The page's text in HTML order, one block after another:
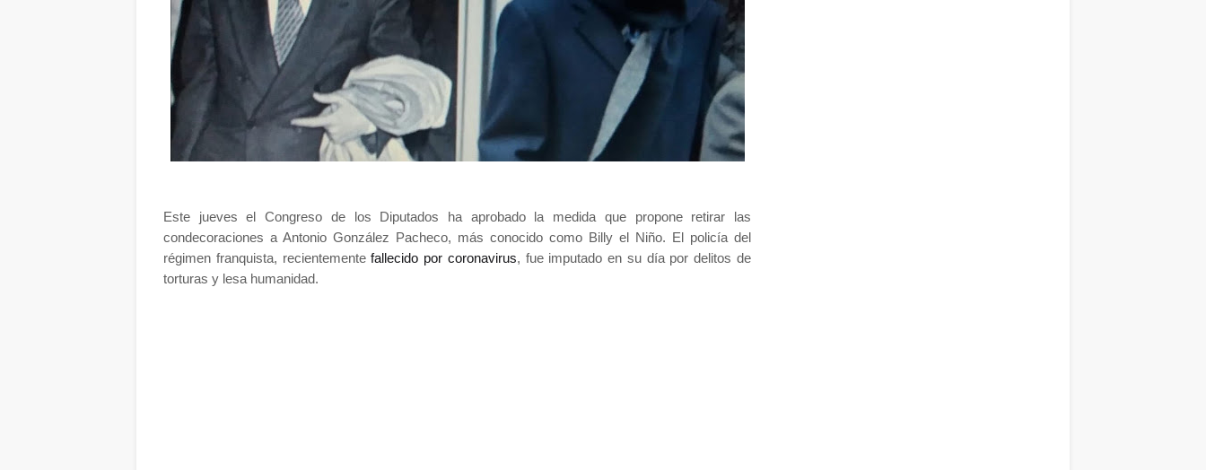
Este jueves el Congreso de los Diputados ha aprobado la medida que propone retirar las
condecoraciones a Antonio González Pacheco, más conocido como Billy el Niño. El policía del
régimen franquista, recientementefallecido por coronavirus, fue imputado en su día por delitos de
torturas y lesa humanidad.